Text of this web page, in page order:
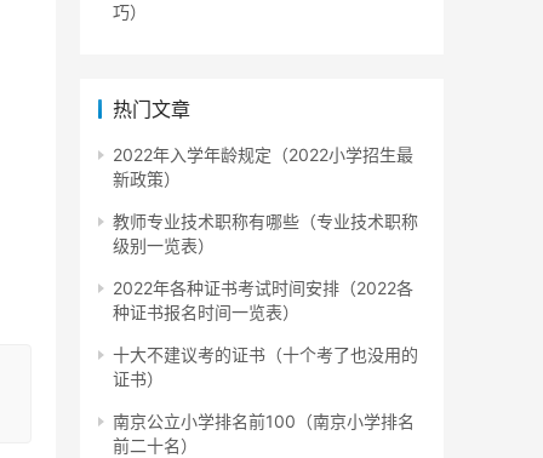
巧）
热门文章
2022年入学年龄规定（2022小学招生最
新政策）
教师专业技术职称有哪些（专业技术职称
级别一览表）
2022年各种证书考试时间安排（2022各
种证书报名时间一览表）
十大不建议考的证书（十个考了也没用的
证书）
南京公立小学排名前100（南京小学排名
前二十名）